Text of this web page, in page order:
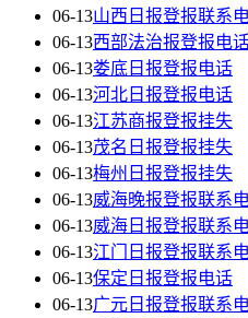
06-13山西日报登报联系
06-13西部法治报登报电
06-13娄底日报登报电话
06-13河北日报登报电话
06-13江苏商报登报挂失
06-13茂名日报登报挂失
06-13梅州日报登报挂失
06-13威海晚报登报联系
06-13威海日报登报联系
06-13江门日报登报联系
06-13保定日报登报电话
06-13广元日报登报联系